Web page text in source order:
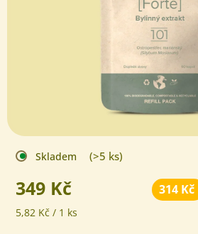
Skladem (>5 ks)
314 Kč
349 Kč
Měrná
5,82 Kč / 1 ks